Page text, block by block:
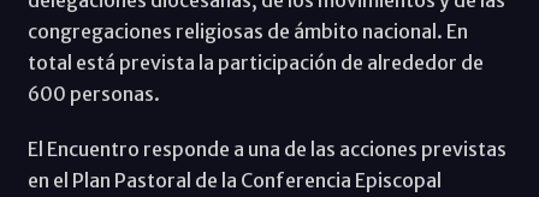
congregaciones religiosas de ámbito nacional. En
total está prevista la participación de alrededor de
600 personas.
El Encuentro responde a una de las acciones previstas
en el Plan Pastoral de la Conferencia Episcopal